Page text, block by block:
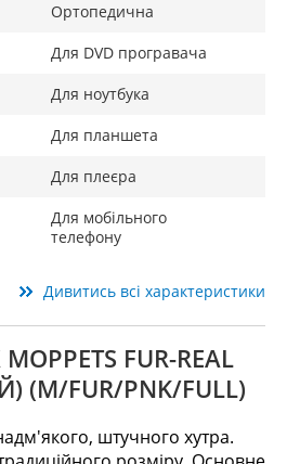
Ортопедична
Для DVD програвача
Для ноутбука
Для планшета
Для плеєра
Для мобільного
телефону
Дивитись всі характеристики
FUR-REAL
(M/FUR/PNK/FULL)
штучного хутра.